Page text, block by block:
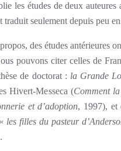
les études de deux
seulement depuis peu
des études antérieures
pouvons citer celles de
de doctorat : la Grande
Hivert-Messeca (Comment
et d’adoption, 1997), et
les filles du pasteur